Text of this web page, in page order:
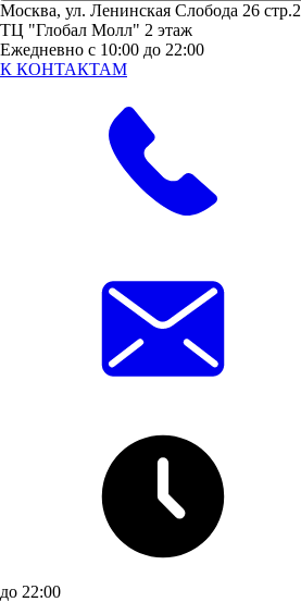
Москва, ул. Ленинская Слобода 26 стр.2
ТЦ "Глобал Молл" 2 этаж
Ежедневно с 10:00 до 22:00
К КОНТАКТАМ
до 22:00